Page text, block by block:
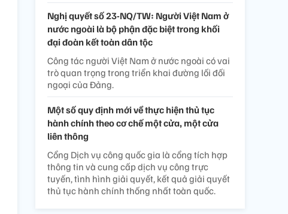
Nghị quyết số 23-NQ/TW: Người Việt Nam ở
nước ngoài là bộ phận đặc biệt trong khối
đại đoàn kết toàn dân tộc
Công tác người Việt Nam ở nước ngoài có vai
trò quan trọng trong triển khai đường lối đối
ngoại của Đảng.
Một số quy định mới về thực hiện thủ tục
hành chính theo cơ chế một cửa, một cửa
liên thông
Cổng Dịch vụ công quốc gia là cổng tích hợp
thông tin và cung cấp dịch vụ công trực
tuyến, tình hình giải quyết, kết quả giải quyết
thủ tục hành chính thống nhất toàn quốc.